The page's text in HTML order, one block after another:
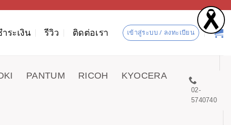
ระเงิน รีวิว ติดต่อเรา เข้าสู่ระบบ / ลงทะเบียน
PANTUM RICOH KYOCERA
02-
5740740